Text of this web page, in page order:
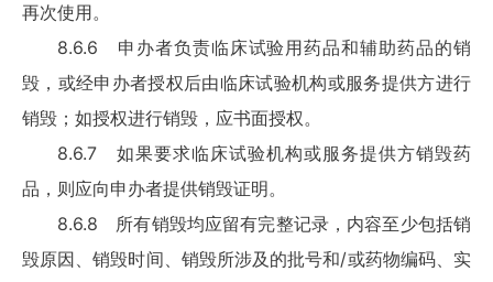
再次使用。
8.6.6 申办者负责临床试验用药品和辅助药品的销
毁，或经申办者授权后由临床试验机构或服务提供方进行
销毁；如授权进行销毁，应书面授权。
8.6.7 如果要求临床试验机构或服务提供方销毁药
品，则应向申办者提供销毁证明。
8.6.8 所有销毁均应留有完整记录，内容至少包括销
毁原因、销毁时间、销毁所涉及的批号和/或药物编码、实